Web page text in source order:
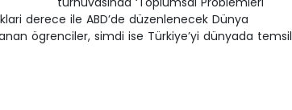
derece ile ABD’de düzenlenecek Dünya
ögrenciler, simdi ise Türkiye’yi dünyada temsil